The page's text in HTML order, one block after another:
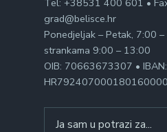
Tel: +38531 400 601 •
grad@belisce.hr
Ponedjeljak – Petak, 7:00
strankama 9:00 – 13:00
OIB: 70663673307 • IBAN: